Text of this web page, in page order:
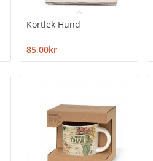
Kortlek Hund
85,00kr